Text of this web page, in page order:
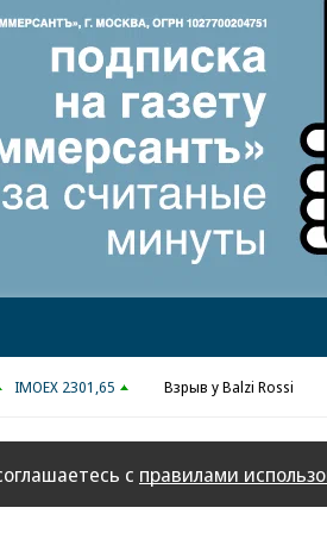
Реклама
IMOEX 2301,65 Взрыв у Balzi Rossi
с правилами